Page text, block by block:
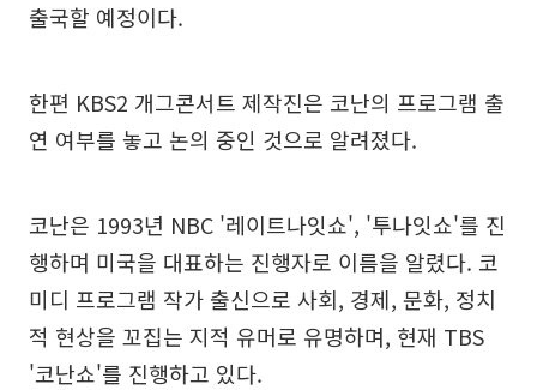
출국할 예정이다.
한편 KBS2 개그콘서트 제작진은 코난의 프로그램 출
연 여부를 놓고 논의 중인 것으로 알려졌다.
코난은 1993년 NBC '레이트나잇쇼', '투나잇쇼'를 진
행하며 미국을 대표하는 진행자로 이름을 알렸다. 코
미디 프로그램 작가 출신으로 사회, 경제, 문화, 정치
적 현상을 꼬집는 지적 유머로 유명하며, 현재 TBS
'코난쇼'를 진행하고 있다.